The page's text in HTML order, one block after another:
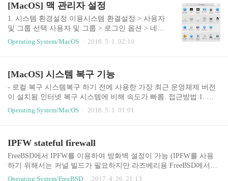
em at -/Library/WebServer/Documents/ Configuration
file -/etc/apache2/httpd...
[MacOS] 맥 관리자 설정
1. 시스템 환경설정 이용시스템 환결설정 > 사용자
및 그룹 선택 사용자 및 그룹 > 로그인 옵션 > 네트
워크 계정 서버: 연결... 선택 디렉토리 유틸리티 열
기... 선택 디렉토리 유틸리티 편집 > Root 사용자
령어 이용$ sudo -s
Operating System/MacOS 2018. 5. 1. 02:10
[MacOS] 시스템 복구 기능
- 로컬 복구 시스템복구 하기 전에 사용한 가장 최근 운영체제 버전
이 설치됨.인터넷 복구 시스템에 비해 속도가 빠름. 접근방법:1. 맥
시동 후 option 키를 누르면 부팅 파티션을 선택할 수 있고, Recovery
HD(복구 파티션)을 선택하면 로컬 복구 시스템이 시작됨.2. 맥 시동
컬 복구 시스템에 비해 속도는 느리나 로컬 복구 시스템이 손상되어
사용할 수 없을 때 주로 이용함. 접근방법:1. 맥 시동 후 command+op
tion+R 키를 누르면 인터넷 복구 시스템이 시작됨.
Operating System/MacOS 2018. 5. 1. 01:01
IPFW stateful firewall
FreeBSD에서 IPFW를 이용하여 방화벽 설정이 가능 (IPFW를 사용
하기 위해서는 커널 빌드가 필요하지만 라즈베리용 FreeBSD에서는
이미 적용되어 있음) 시스템이 부팅될 때 자동으로 IPFW를 시작되
Operating System/FreeBSD 2017. 4. 26. 21:13